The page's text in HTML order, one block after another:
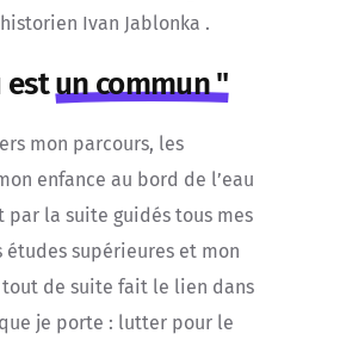
Ivan Jablonka .
estun commun "
mon parcours, les
enfance au bord de l’eau
par la suite guidés tous mes
études supérieures et mon
de suite fait le lien dans
je porte : lutter pour le